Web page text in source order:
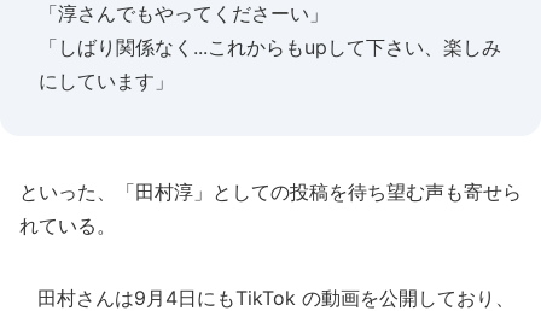
「淳さんでもやってくださーい」
「しばり関係なく...これからもupして下さい、楽しみ
にしています」
といった、「田村淳」としての投稿を待ち望む声も寄せら
れている。
田村さんは9月4日にもTikTok の動画を公開しており、